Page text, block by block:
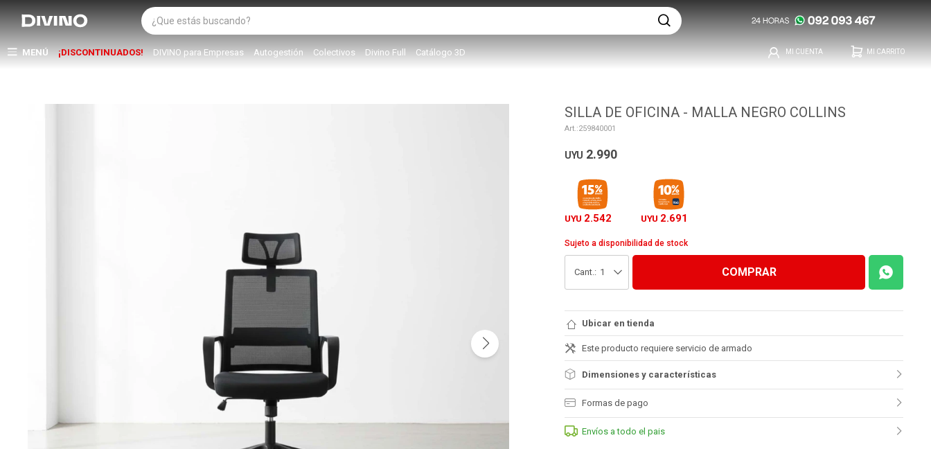
MENÚ ¡DISCONTINUADOS! DIVINO para Empresas Autogestión Colectivos Divino Full Catálogo 3D
SILLA DE OFICINA - MALLA NEGRO COLLINS
259840001
UYU 2.990
UYU 2.542 UYU 2.691
Sujeto a disponibilidad de stock
1 COMPRAR
Ubicar en tienda
Este producto requiere servicio de armado
Dimensiones y características
Formas de pago
Envíos a todo el pais